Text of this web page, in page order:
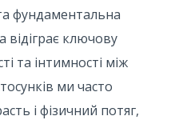
фундаментальна
відіграє ключову
та інтимності між
ми часто
і фізичний потяг,